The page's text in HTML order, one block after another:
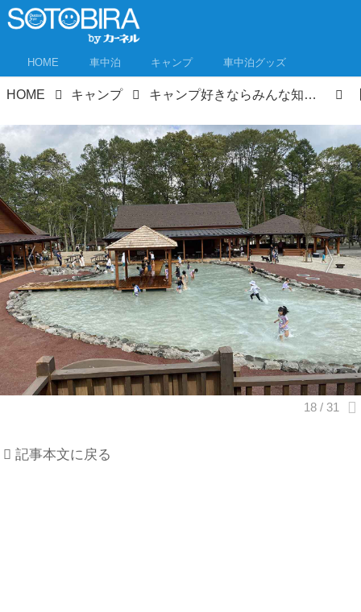
HOME 車中泊 キャンプ 車中泊グッズ
HOME キャンプ キャンプ好きならみんな知ってる！あの「キャンプ・アンド・キャビンズ」が山中湖に誕生！
記事本文に戻る